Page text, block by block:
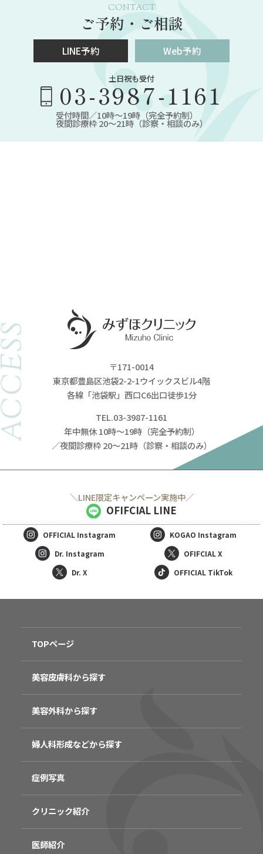
CONTACT
ご予約・ご相談
LINE予約 Web予約
土日祝も受付
03-3987-1161
受付時間／10時～19時（完全予約制）
夜間診療枠 20～21時（診察・相談のみ）
〒171-0014
東京都豊島区池袋2-2-1ウイックスビル4階
各線「池袋駅」西口C6出口徒歩1分
TEL.03-3987-1161
年中無休 10時～19時（完全予約制）
／夜間診療枠 20～21時（診察・相談のみ）
＼LINE限定キャンペーン実施中／
OFIFCIAL LINE
OFFICIAL Instagram KOGAO Instagram
Dr. Instagram
OFIFCIAL X
Dr. X
OFFICIAL TikTok
TOPページ
美容皮膚科から探す
美容外科から探す
婦人科形成などから探す
症例写真
クリニック紹介
医師紹介